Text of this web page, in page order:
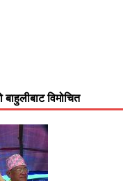
विमोचित